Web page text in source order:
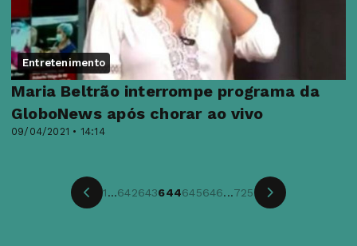
Entretenimento
09/04/2021 • 14:14
Maria Beltrão interrompe programa da
GloboNews após chorar ao vivo
1...642643644645646...725